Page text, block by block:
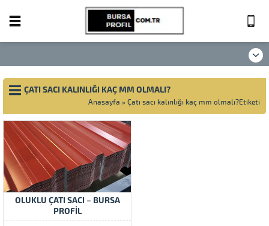
ÇATI SACI KALINLIĞI KAÇ MM OLMALI?
Anasayfa » Çatı sacı kalınlığı kaç mm olmalı?Etiketi
OLUKLU ÇATI SACI – BURSA
PROFİL